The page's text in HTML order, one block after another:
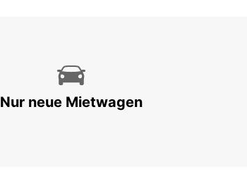
Nur neue Mietwagen